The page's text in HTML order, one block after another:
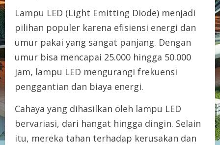
Lampu LED (Light Emitting Diode) menjadi
pilihan populer karena efisiensi energi dan
umur pakai yang sangat panjang. Dengan
umur bisa mencapai 25.000 hingga 50.000
jam, lampu LED mengurangi frekuensi
penggantian dan biaya energi.
Cahaya yang dihasilkan oleh lampu LED
bervariasi, dari hangat hingga dingin. Selain
itu, mereka tahan terhadap kerusakan dan